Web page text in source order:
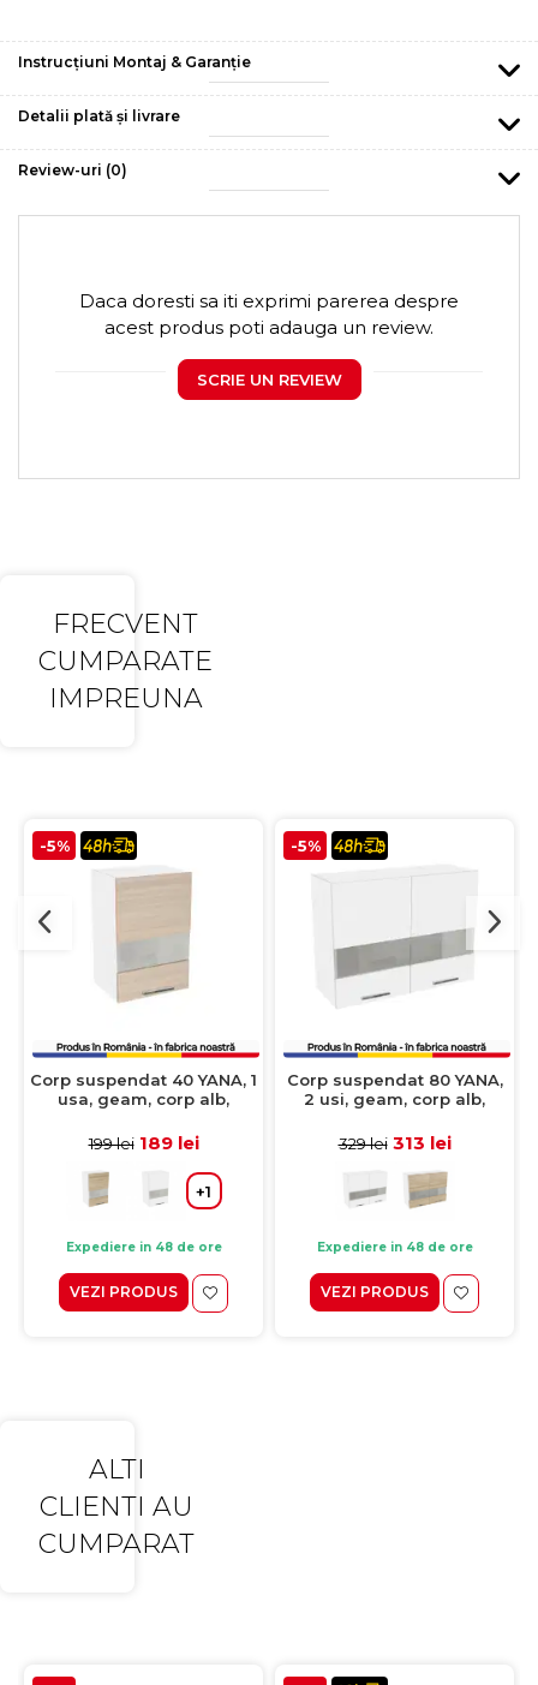
Instrucțiuni Montaj & Garanție
Detalii plată și livrare
Review-uri (0)
Daca doresti sa iti exprimi parerea despre
acest produs poti adauga un review.
SCRIE UN REVIEW
FRECVENT
CUMPARATE
IMPREUNA
-5%
Corp suspendat 40 YANA, 1
usa, geam, corp alb,
cm
199 lei 189 lei
+1
Expediere in 48 de ore
VEZI PRODUS
-5%
Corp suspendat 80 YANA,
2 usi, geam, corp alb,
329 lei 313 lei
Expediere in 48 de ore
VEZI PRODUS
ALTI
CLIENTI AU
CUMPARAT